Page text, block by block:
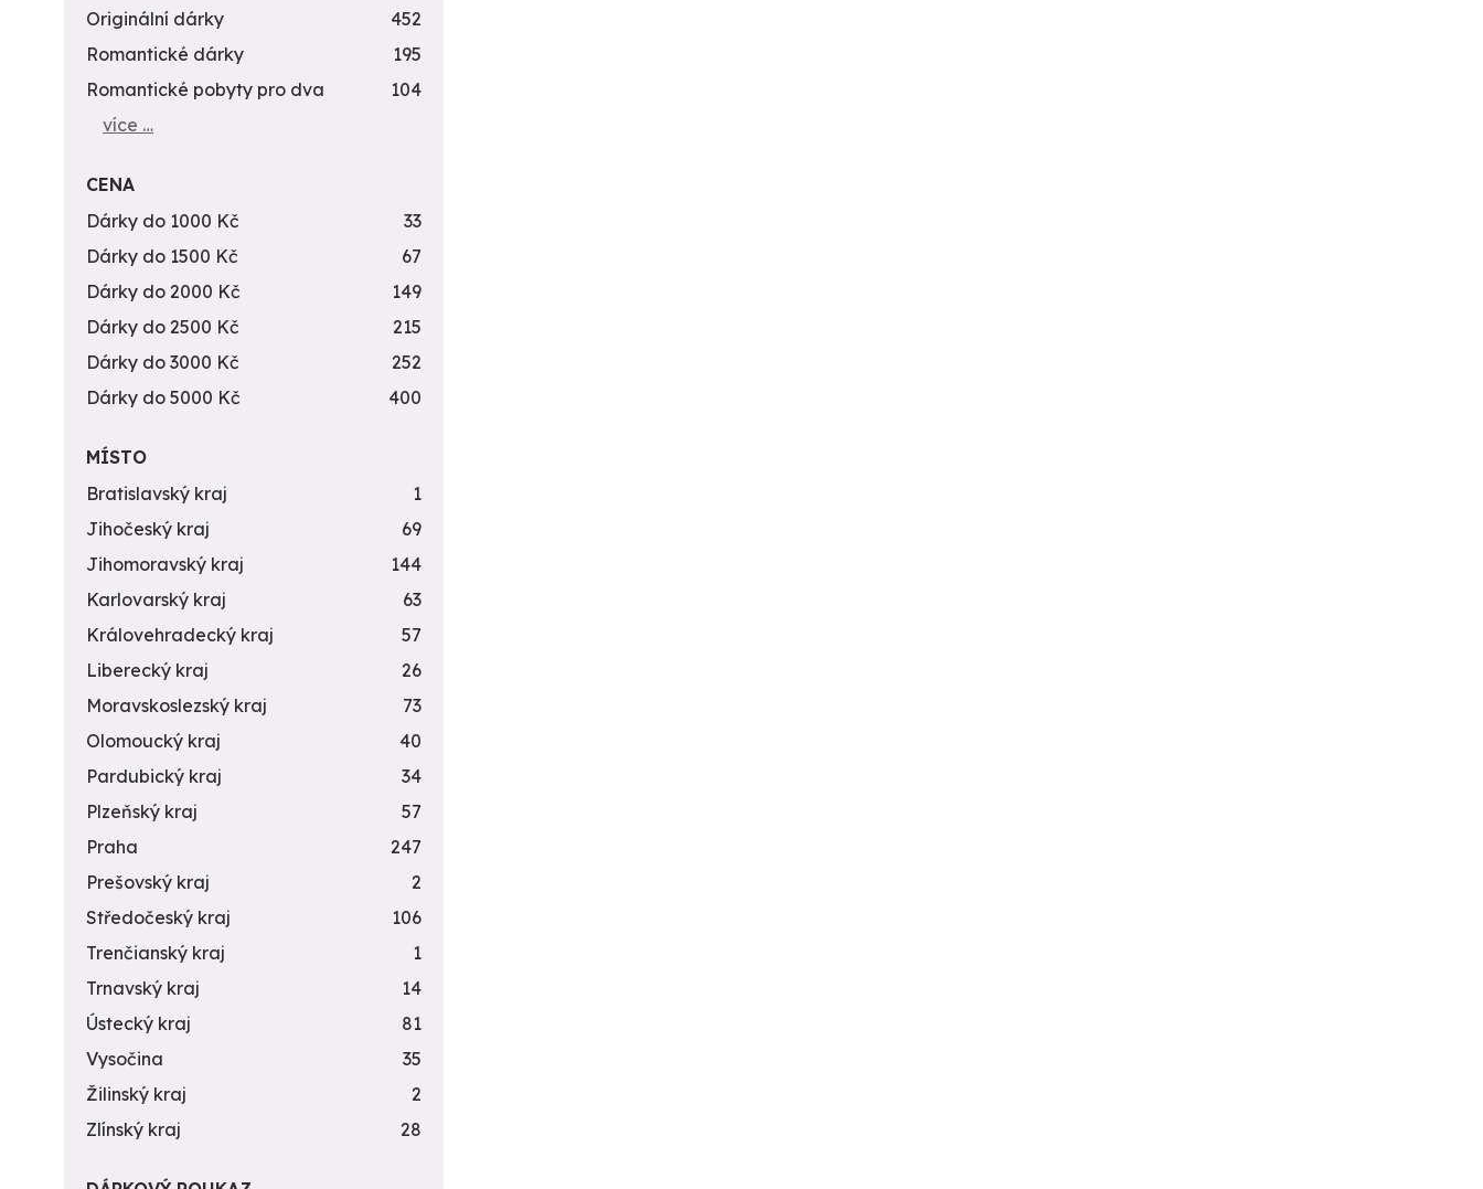
Originální dárky
452
Romantické dárky
195
Romantické pobyty pro dva
104
více …
CENA
Dárky do 1000 Kč
33
Dárky do 1500 Kč
67
Dárky do 2000 Kč
149
Dárky do 2500 Kč
215
Dárky do 3000 Kč
252
Dárky do 5000 Kč
400
MÍSTO
Bratislavský kraj
1
Jihočeský kraj
69
Jihomoravský kraj
144
Karlovarský kraj
63
Královehradecký kraj
57
Liberecký kraj
26
Moravskoslezský kraj
73
Olomoucký kraj
40
Pardubický kraj
34
Plzeňský kraj
57
Praha
247
Prešovský kraj
2
Středočeský kraj
106
Trenčianský kraj
1
Trnavský kraj
14
Ústecký kraj
81
Vysočina
35
Žilinský kraj
2
Zlínský kraj
28